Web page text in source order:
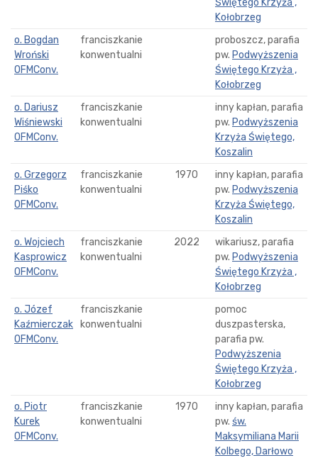
Świętego Krzyża ,
Kołobrzeg
o. Bogdan
Wroński
OFMConv.
franciszkanie
konwentualni
proboszcz, parafia
pw. Podwyższenia
Świętego Krzyża ,
Kołobrzeg
o. Dariusz
Wiśniewski
OFMConv.
franciszkanie
konwentualni
inny kapłan, parafia
pw. Podwyższenia
Krzyża Świętego,
Koszalin
o. Grzegorz
Piśko
OFMConv.
franciszkanie
konwentualni
1970
inny kapłan, parafia
pw. Podwyższenia
Krzyża Świętego,
Koszalin
o. Wojciech
Kasprowicz
OFMConv.
franciszkanie
konwentualni
2022
wikariusz, parafia
pw. Podwyższenia
Świętego Krzyża ,
Kołobrzeg
o. Józef
Kaźmierczak
OFMConv.
franciszkanie
konwentualni
pomoc
duszpasterska,
parafia pw.
Podwyższenia
Świętego Krzyża ,
Kołobrzeg
o. Piotr
Kurek
OFMConv.
franciszkanie
konwentualni
1970
inny kapłan, parafia
pw. św.
Maksymiliana Marii
Kolbego, Darłowo